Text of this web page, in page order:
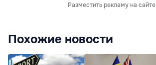
Разместить рекламу на сайте
Похожие новости